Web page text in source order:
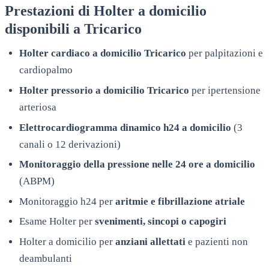
Prestazioni di Holter a domicilio
disponibili a Tricarico
Holter cardiaco a domicilio Tricarico per palpitazioni e
cardiopalmo
Holter pressorio a domicilio Tricarico per ipertensione
arteriosa
Elettrocardiogramma dinamico h24 a domicilio (3
canali o 12 derivazioni)
Monitoraggio della pressione nelle 24 ore a domicilio
(ABPM)
Monitoraggio h24 per aritmie e fibrillazione atriale
Esame Holter per svenimenti, sincopi o capogiri
Holter a domicilio per anziani allettati e pazienti non
deambulanti